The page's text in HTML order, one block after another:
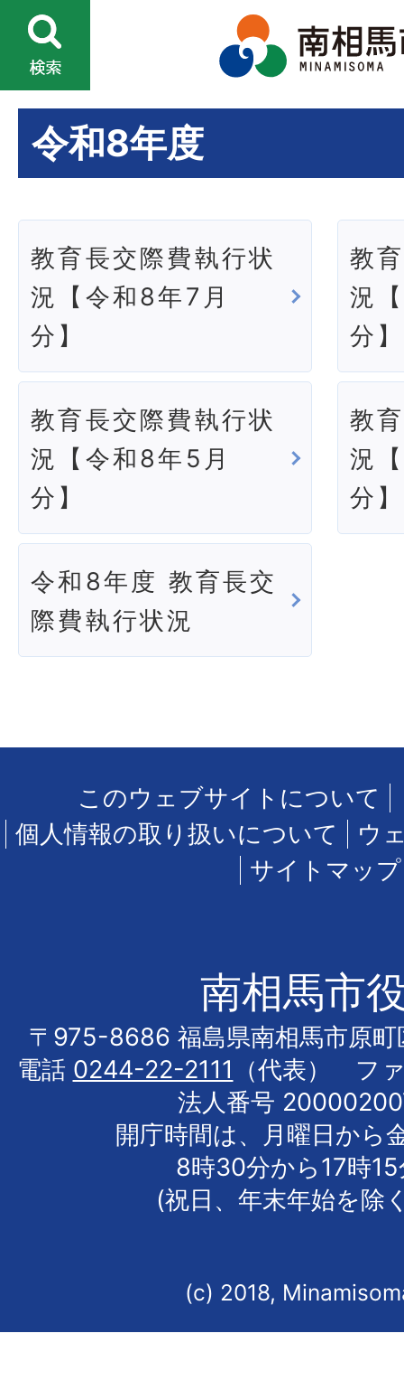
令和8年度
教育長交際費執行状
況【令和8年7月
分】
教
況
分】
教育長交際費執行状
況【令和8年5月
分】
教
況
分】
令和8年度 教育長交
際費執行状況
このウェブサイトについて
個人情報の取り扱いについて
ウ
サイトマップ
南相馬市
〒975-8686 福島県南相馬市原町
電話 0244-22-2111
（代表） フ
法人番号
開庁時間は、月曜日から
8時30分から17時
(祝日、年末年始を除
(c) 2018,